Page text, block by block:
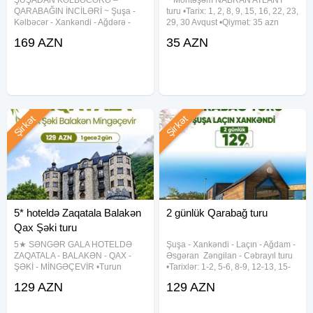
QARABAĞIN İNCİLƏRİ ~ Şuşa -
Kəlbəcər - Xankəndi - Ağdərə -
Əsgəran turu •Tarixlər: 1-2, 8-9,
169 AZN
turu •Tarix: 1, 2, 8, 9, 15, 16, 22, 23,
29, 30 Avqust •Qiymət: 35 azn
nəqliyyat • Atlant istirahət
35 AZN
5* hoteldə Zaqatala Balakən
Qax Şəki turu
5★ SƏNGƏR GALA HOTELDƏ
ZAQATALA - BALAKƏN - QAX -
ŞƏKİ - MİNGƏÇEVİR •Turun
•Tarix: 5-6, 12-13, 19-20, 26-27
Şirkət
129 AZN
2 günlük Qarabağ turu
Şuşa ︎- Xankəndi ︎- Laçın ︎- Ağdam ︎-
Əsgəran ︎ Zəngilan ︎- Cəbrayıl turu
•Tarixlər: 1-2, 5-6, 8-9, 12-13, 15-
Avqust •Qiymətlər: ✓Laçında
Şirkət
129 AZN